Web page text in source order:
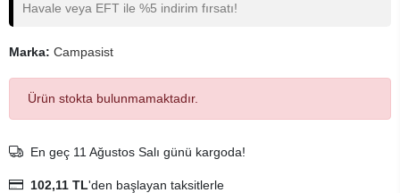
Havale veya EFT ile %5 indirim fırsatı!
Marka: Campasist
Ürün stokta bulunmamaktadır.
En geç 11 Ağustos Salı günü kargoda!
102,11 TL'den başlayan taksitlerle